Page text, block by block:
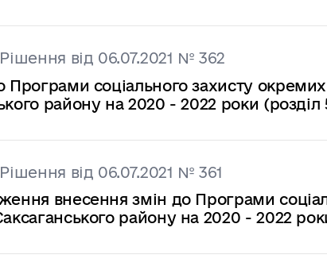
Рішення від 06.07.2021 № 362
Програми соціального захисту
району на 2020 - 2022 роки (розділ
Рішення від 06.07.2021 № 361
внесення змін до Програми
району на 2020 - 2022